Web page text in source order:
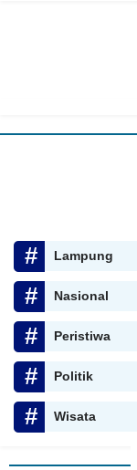
Lampung
Nasional
Peristiwa
Politik
Wisata